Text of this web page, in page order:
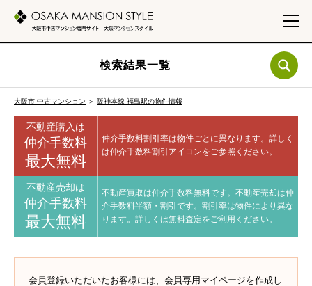
検索結果一覧
大阪市 中古マンション ＞ 阪神本線 福島駅の物件情報
不動産購入は
仲介手数料
最大無料
仲介手数料割引率は物件ごとに異なります。 詳しく
は仲介手数料割引アイコンをご参照ください。
不動産売却は
仲介手数料
最大無料
不動産買取は仲介手数料無料です。 不動産売却は仲
介手数料半額・割引です。 割引率は物件により異な
ります。 詳しくは無料査定をご利用ください。
会員登録いただいたお客様には、会員専用マイページを作成し